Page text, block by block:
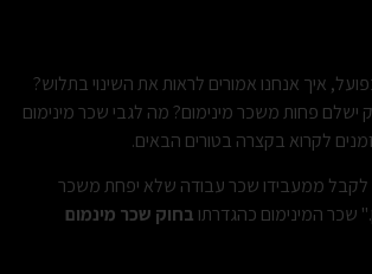
הועלה שכר המינימום, אבל בפועל, איך אנחנו אמורים לראות את השינוי בתלוש?
פחות משכר מינימום? מה לגבי שכר מינימום
לקרוא בקצרה בטורים הבאים.
זכאי לקבל ממעבידו שכר עבודה שלא יפחת משכר
שכר המינימום כהגדרתו בחוק שכר מינמום